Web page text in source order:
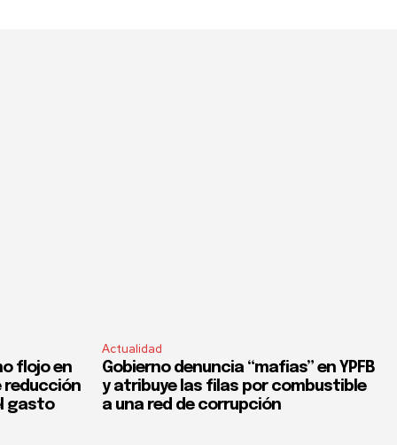
flojo en
reducción
gasto
Actualidad
Gobierno denuncia “mafias” en YPFB
y atribuye las filas por combustible
a una red de corrupción